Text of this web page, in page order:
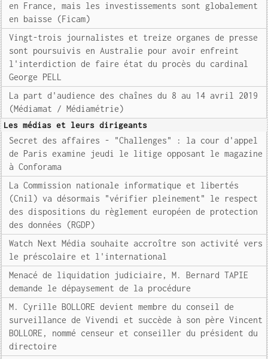
en France, mais les investissements sont globalement
en baisse (Ficam)
Vingt-trois journalistes et treize organes de presse
sont poursuivis en Australie pour avoir enfreint
l'interdiction de faire état du procès du cardinal
George PELL
La part d'audience des chaînes du 8 au 14 avril 2019
(Médiamat / Médiamétrie)
Les médias et leurs dirigeants
Secret des affaires - "Challenges" : la cour d'appel
de Paris examine jeudi le litige opposant le magazine
à Conforama
La Commission nationale informatique et libertés
(Cnil) va désormais "vérifier pleinement" le respect
des dispositions du règlement européen de protection
des données (RGDP)
Watch Next Média souhaite accroître son activité vers
le préscolaire et l'international
Menacé de liquidation judiciaire, M. Bernard TAPIE
demande le dépaysement de la procédure
M. Cyrille BOLLORE devient membre du conseil de
surveillance de Vivendi et succède à son père Vincent
BOLLORE, nommé censeur et conseiller du président du
directoire